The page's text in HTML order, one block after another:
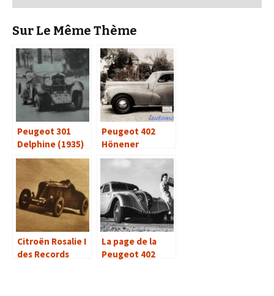
Sur Le Même Thème
Peugeot 301
Delphine (1935)
Peugeot 402
Hönener
Citroën Rosalie I
des Records
La page de la
Peugeot 402